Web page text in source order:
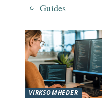
Guides
VIRKSOMHEDER